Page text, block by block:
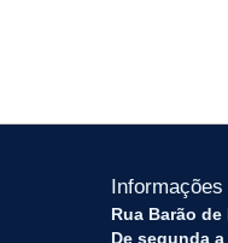
Rua Barão de
De segunda